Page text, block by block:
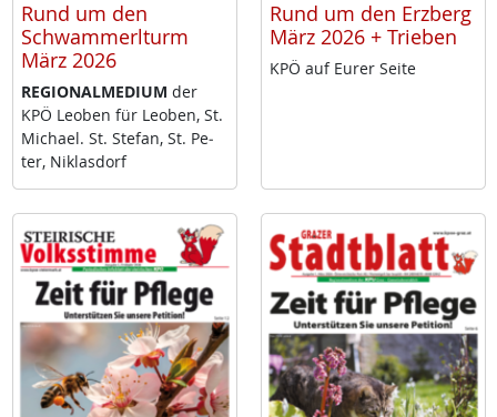
Rund um den
Schwammerlturm
März 2026
RE­GIO­NAL­ME­DI­UM der
KPÖ Leo­ben für Leo­ben, St.
Mi­cha­el. St. Ste­fan, St. Pe­
ter, Niklas­dorf
Rund um den Erzberg
März 2026 + Trieben
KPÖ auf Eu­rer Sei­te